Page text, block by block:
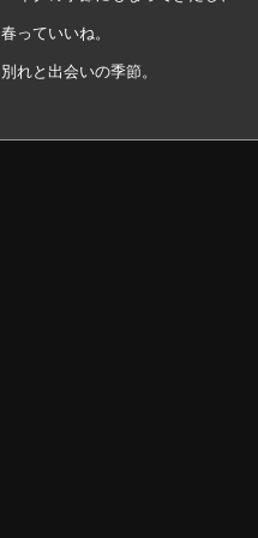
春っていいね。
別れと出会いの季節。